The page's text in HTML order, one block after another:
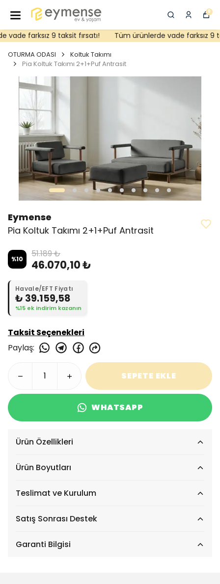
0
farksız 9 taksit fırsatı! Tüm ürünlerde vade farksız 9
OTURMA ODASI
Koltuk Takımı
Pia Koltuk Takımı 2+1+Puf Antrasit
Eymense
Pia Koltuk Takımı 2+1+Puf Antrasit
%10 51.189 ₺
46.070,10 ₺
Havale/EFT Fiyatı
₺ 39.159,58
%15 ek indirim kazanın
Taksit Seçenekleri
Paylaş:
SEPETE EKLE
WHATSAPP
Ürün Özellikleri
Ürün Boyutları
Teslimat ve Kurulum
Satış Sonrası Destek
Garanti Bilgisi